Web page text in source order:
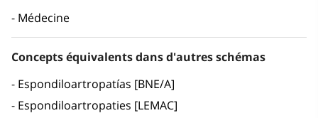
Médecine
Concepts équivalents dans d'autres schémas
Espondiloartropatías [BNE/A]
Espondiloartropaties [LEMAC]